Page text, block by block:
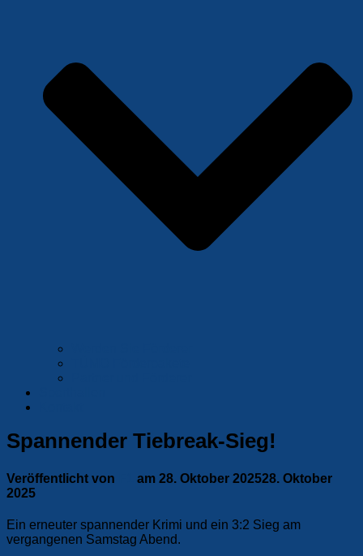
Spannender Tiebreak-Sieg!
Veröffentlicht von am 28. Oktober 202528. Oktober
2025
Ein erneuter spannender Krimi und ein 3:2 Sieg am
vergangenen Samstag Abend.